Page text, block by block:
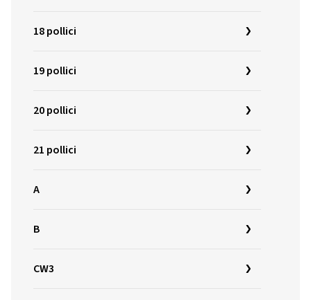
18 pollici
19 pollici
20 pollici
21 pollici
A
B
CW3